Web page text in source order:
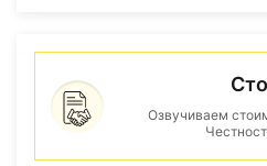
Озвучиваем